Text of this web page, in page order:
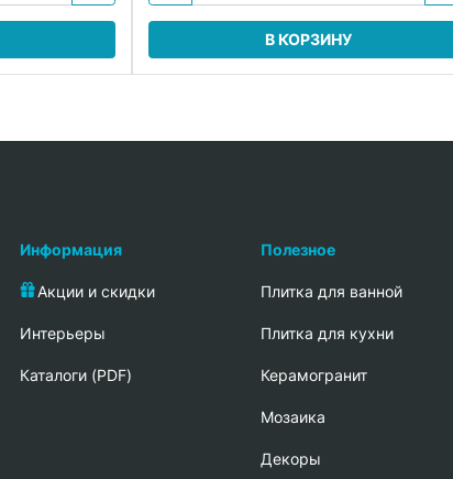
В КОРЗИНУ
Информация
Акции и скидки
Интерьеры
Каталоги (PDF)
Полезное
Плитка для ванной
Плитка для кухни
Керамогранит
Мозаика
Декоры